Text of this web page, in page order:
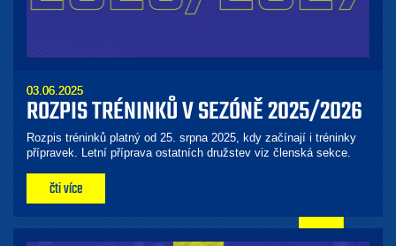
03.06.2025
ROZPIS TRÉNINKŮ V SEZÓNĚ 2025/2026
Rozpis tréninků platný od 25. srpna 2025, kdy začínají i tréninky
přípravek. Letní příprava ostatních družstev viz členská sekce.
čti více